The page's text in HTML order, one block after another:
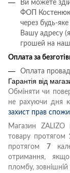
Ви можете
ФОП
через будь-яке
Вашу адресу
грошей на
Оплата за
Оплата
Гарантія від
Обміняти чи
не рахуючи дня
захист прав
Магазин ZALIZO
товару протягом
протягом 7
отримання,
пломбу,